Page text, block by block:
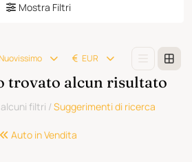
Mostra Filtri
EUR
trovato alcun risultato
filtri /Suggerimenti di ricerca
Auto in Vendita